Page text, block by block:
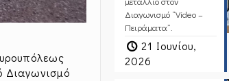
Διαγωνισμό
Διαγωνισμό “Video –
Πειράματα”.
21 Ιουνίου,
2026